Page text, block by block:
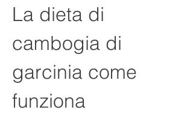
La dieta di
cambogia di
garcinia come
funziona